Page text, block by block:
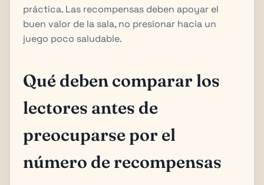
práctica. Las recompensas deben apoyar el
buen valor de la sala, no presionar hacia un
juego poco saludable.
Qué deben comparar los
lectores antes de
preocuparse por el
número de recompensas